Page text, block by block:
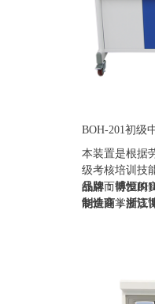
本装置是根据
级考核培训技
线路而研发的
能快速掌握该
品牌：博恒
制造商：浙江